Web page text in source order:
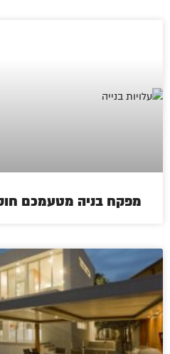
מפקח בניה מטעמכם